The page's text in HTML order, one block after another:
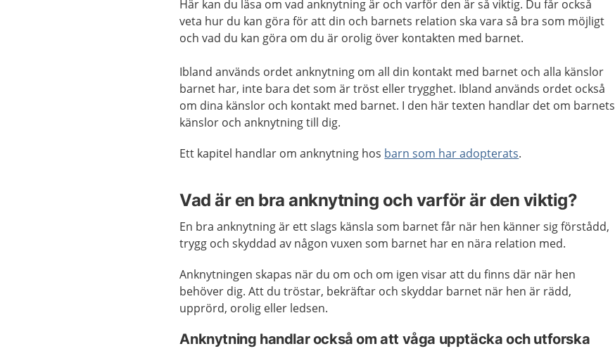
Här kan du läsa om vad anknytning är och varför den är så viktig. Du får också
veta hur du kan göra för att din och barnets relation ska vara så bra som möjligt
och vad du kan göra om du är orolig över kontakten med barnet.
Ibland används ordet anknytning om all din kontakt med barnet och alla känslor
barnet har, inte bara det som är tröst eller trygghet. Ibland används ordet också
om dina känslor och kontakt med barnet. I den här texten handlar det om barnets
känslor och anknytning till dig.
Ett kapitel handlar om anknytning hos barn som har adopterats.
Vad är en bra anknytning och varför är den viktig?
En bra anknytning är ett slags känsla som barnet får när hen känner sig förstådd,
trygg och skyddad av någon vuxen som barnet har en nära relation med.
Anknytningen skapas när du om och om igen visar att du finns där när hen
behöver dig. Att du tröstar, bekräftar och skyddar barnet när hen är rädd,
upprörd, orolig eller ledsen.
Anknytning handlar också om att våga upptäcka och utforska